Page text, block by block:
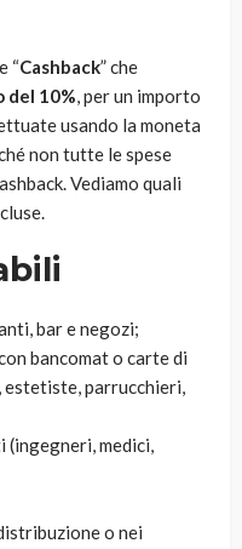
“Cashback” che
del 10%, per un importo
usando la moneta
non tutte le spese
Vediamo quali
bar e negozi;
bancomat o carte di
parrucchieri,
medici,
o nei